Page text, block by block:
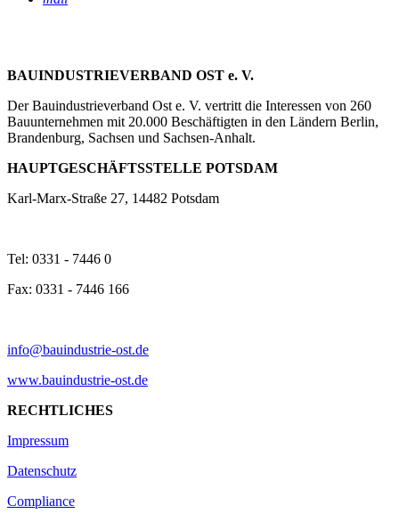
BAUINDUSTRIEVERBAND OST e. V.
Der Bauindustrieverband Ost e. V. vertritt die Interessen von 260
Bauunternehmen mit 20.000 Beschäftigten in den Ländern Berlin,
Brandenburg, Sachsen und Sachsen-Anhalt.
HAUPTGESCHÄFTSSTELLE POTSDAM
Karl-Marx-Straße 27, 14482 Potsdam
Tel: 0331 - 7446 0
Fax: 0331 - 7446 166
info@bauindustrie-ost.de
www.bauindustrie-ost.de
RECHTLICHES
Impressum
Datenschutz
Compliance